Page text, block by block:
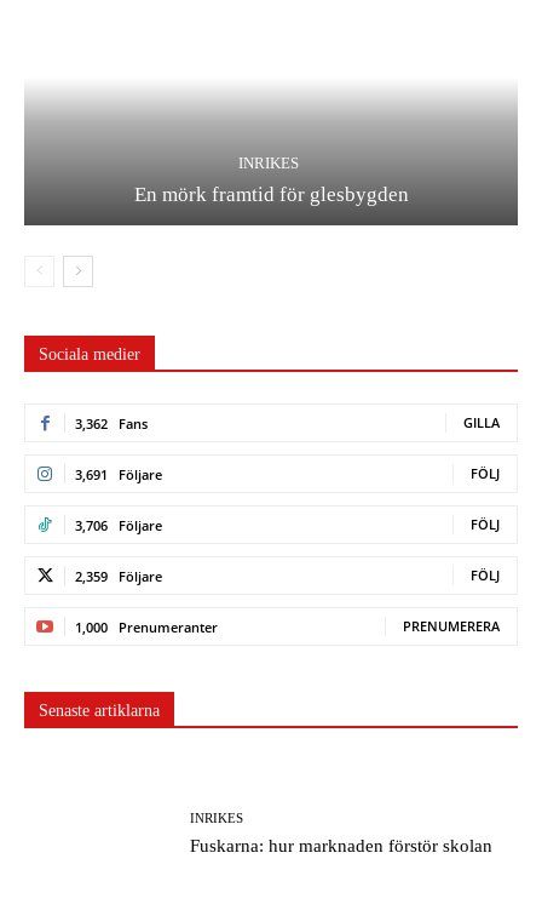
INRIKES
En mörk framtid för glesbygden
Sociala medier
3,362 Fans GILLA
3,691 Följare FÖLJ
3,706 Följare FÖLJ
2,359 Följare FÖLJ
1,000 Prenumeranter PRENUMERERA
Senaste artiklarna
INRIKES
Fuskarna: hur marknaden förstör skolan